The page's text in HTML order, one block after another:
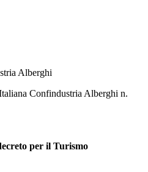
Alberghi
Confindustria Alberghi n.
per il Turismo